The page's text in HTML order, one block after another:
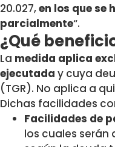
20.027,en los que
parcialmente“.
¿Qué
La medida aplica
ejecutada y cuya
(TGR). No aplica a
Dichas facilidades
Facilidades de
los cuales